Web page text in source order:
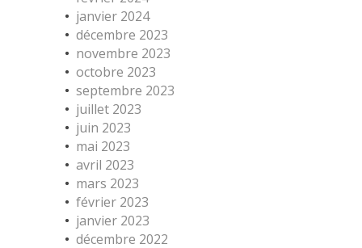
janvier 2024
décembre 2023
novembre 2023
octobre 2023
septembre 2023
juillet 2023
juin 2023
mai 2023
avril 2023
mars 2023
février 2023
janvier 2023
décembre 2022